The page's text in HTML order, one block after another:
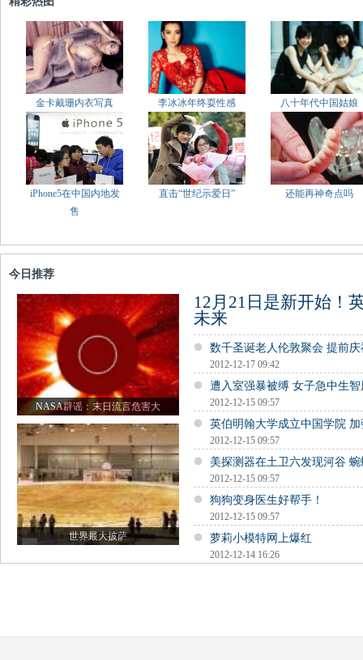
金卡戴珊内衣写真 李冰冰年终耍性感 八十年代中国姑娘
iPhone5在中国内地发
售
直击“世纪示爱日” 还能再神奇点吗
今日推荐
NASA辟谣：末日流言危害大
世界最大披萨
12月21日是新开始！
未来
数千圣诞老人伦敦聚会 提前
2012-12-17 09:42
遭入室强暴被缚 女子急中生
2012-12-15 09:57
英伯明翰大学成立中国学院
2012-12-15 09:57
美探测器在土卫六发现河谷
2012-12-15 09:57
狗狗变身医生好帮手！
2012-12-15 09:57
萝莉小模特网上爆红
2012-12-14 16:26